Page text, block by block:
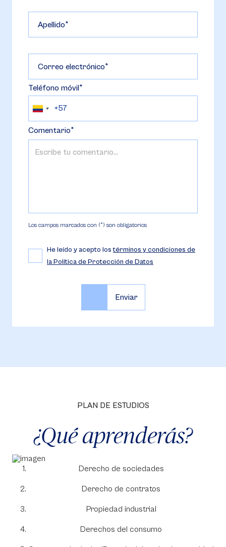
Apellido
Correo electrónico
Teléfono móvil
Comentario
Los campos marcados con (*) son obligatorios
He leído y acepto lostérminos y condiciones de
la Política de Protección de Datos
PLAN DE ESTUDIOS
¿Qué aprenderás?
Derecho de sociedades
Derecho de contratos
Propiedad industrial
Derechos del consumo